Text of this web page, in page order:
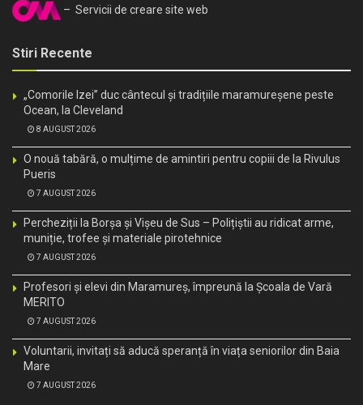
– Servicii de creare site web
Stiri Recente
„Comorile Izei” duc cântecul și tradițiile maramureșene peste
Ocean, la Cleveland
8 AUGUST 2026
O nouă tabără, o mulțime de amintiri pentru copiii de la Rivulus
Pueris
7 AUGUST 2026
Percheziții la Borșa și Vișeu de Sus – Polițiștii au ridicat arme,
muniție, trofee și materiale pirotehnice
7 AUGUST 2026
Profesori și elevi din Maramureș, împreună la Școala de Vară
MERITO
7 AUGUST 2026
Voluntarii, invitați să aducă speranță în viața seniorilor din Baia
Mare
7 AUGUST 2026